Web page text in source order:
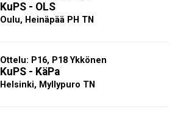
KuPS - OLS
Oulu, Heinäpää PH TN
Ottelu: P16, P18 Ykkönen
KuPS - KäPa
Helsinki, Myllypuro TN